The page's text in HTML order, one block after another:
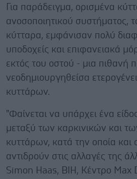
Για παράδειγμα, ορισμένα
ανοσοποιητικού συστήματος,
κύτταρα, εμφάνισαν πολύ
υποδοχείς και επιφανειακά
εκτός του οστού - μια πιθανή
νεοδημιουργηθείσα
κυττάρων.
"Φαίνεται να υπάρχει ένα
μεταξύ των καρκινικών και
κυττάρων, κατά την οποία και
αντιδρούν στις αλλαγές της
Simon Haas, BIH, Κέντρο Max